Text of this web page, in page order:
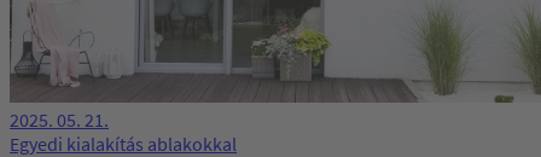
2025. 05. 21.
Egyedi kialakítás ablakokkal